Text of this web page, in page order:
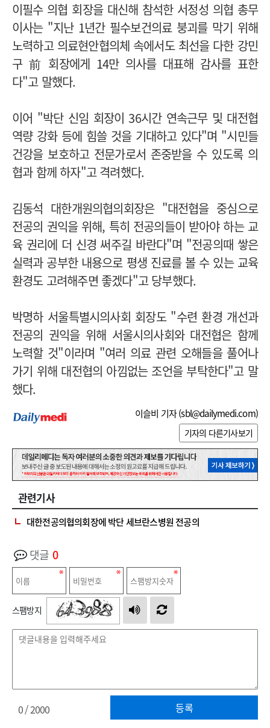
이필수 의협 회장을 대신해 참석한 서정성 의협 총무
이사는 "지난 1년간 필수보건의료 붕괴를 막기 위해
노력하고 의료현안협의체 속에서도 최선을 다한 강민
구 前 회장에게 14만 의사를 대표해 감사를 표한
다"고 말했다.
이어 "박단 신임 회장이 36시간 연속근무 및 대전협
역량 강화 등에 힘쓸 것을 기대하고 있다"며 "시민들
건강을 보호하고 전문가로서 존중받을 수 있도록 의
협과 함께 하자"고 격려했다.
김동석 대한개원의협의회장은 "대전협을 중심으로
전공의 권익을 위해, 특히 전공의들이 받아야 하는 교
육 권리에 더 신경 써주길 바란다"며 "전공의때 쌓은
실력과 공부한 내용으로 평생 진료를 볼 수 있는 교육
환경도 고려해주면 좋겠다"고 당부했다.
박명하 서울특별시의사회 회장도 "수련 환경 개선과
전공의 권익을 위해 서울시의사회와 대전협은 함께
노력할 것"이라며 "여러 의료 관련 오해들을 풀어나
가기 위해 대전협의 아낌없는 조언을 부탁한다"고 말
했다.
이슬비 기자 (sbl@dailymedi.com)
기자의 다른기사보기
관련기사
대한전공의협의회장에 박단 세브란스병원 전공의
댓글 0
스팸방지
등록
0/ 2000